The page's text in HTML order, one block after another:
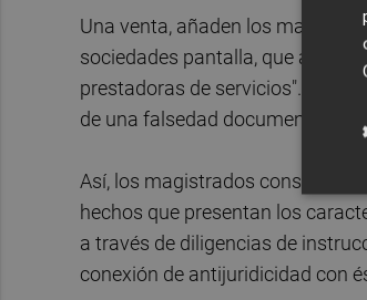
Una venta, añaden los
sociedades pantalla, que
prestadoras de servicios". Se
de una falsedad documental".
Así, los magistrados consideran
hechos que presentan los
a través de diligencias de
conexión de antijuridicidad con